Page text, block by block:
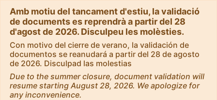
Amb motiu del tancament d'estiu, la validació
de documents es reprendrà a partir del 28
d'agost de 2026. Disculpeu les molèsties.
Con motivo del cierre de verano, la validación de
documentos se reanudará a partir del 28 de agosto
de 2026. Disculpad las molestias
Due to the summer closure, document validation will
resume starting August 28, 2026. We apologize for
any inconvenience.